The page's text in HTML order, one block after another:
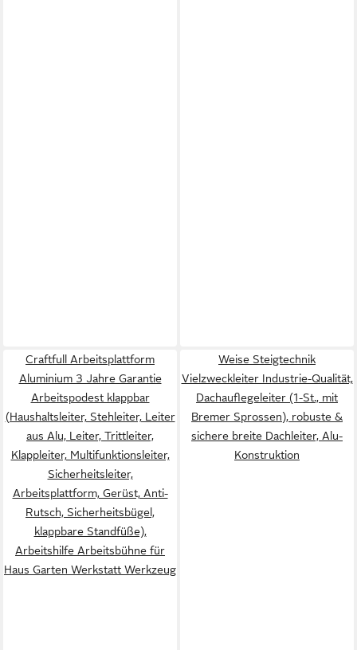
Craftfull Arbeitsplattform
Aluminium 3 Jahre Garantie
Arbeitspodest klappbar
(Haushaltsleiter, Stehleiter, Leiter
aus Alu, Leiter, Trittleiter,
Klappleiter, Multifunktionsleiter,
Sicherheitsleiter,
Arbeitsplattform, Gerüst, Anti-
Rutsch, Sicherheitsbügel,
klappbare Standfüße),
Arbeitshilfe Arbeitsbühne für
Haus Garten Werkstatt Werkzeug
Weise Steigtechnik
Vielzweckleiter Industrie-Qualität,
Dachauflegeleiter (1-St., mit
Bremer Sprossen), robuste &
sichere breite Dachleiter, Alu-
Konstruktion